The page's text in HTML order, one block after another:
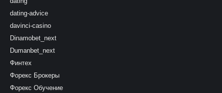
dating-advice
davinci-casino
Dinamobet_next
Dumanbet_next
Финтех
Форекс Брокеры
Форекс Обучение